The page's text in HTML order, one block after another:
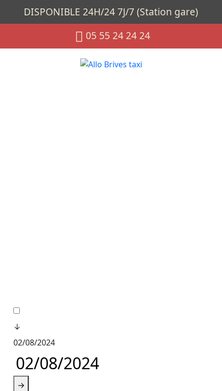
DISPONIBLE 24H/24 7J/7 (Station gare)
05 55 24 24 24
↓
02/08/2024
→